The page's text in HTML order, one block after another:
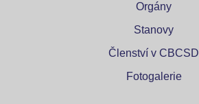
Orgány
Stanovy
Členství v CBCSD
Fotogalerie